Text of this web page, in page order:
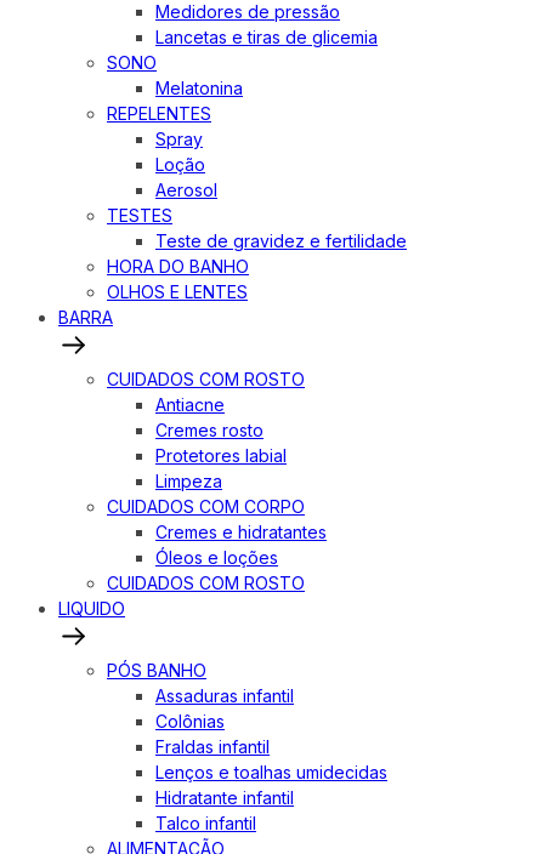
Medidores de pressão
Lancetas e tiras de glicemia
SONO
Melatonina
REPELENTES
Spray
Loção
Aerosol
TESTES
Teste de gravidez e fertilidade
HORA DO BANHO
OLHOS E LENTES
BARRA
CUIDADOS COM ROSTO
Antiacne
Cremes rosto
Protetores labial
Limpeza
CUIDADOS COM CORPO
Cremes e hidratantes
Óleos e loções
CUIDADOS COM ROSTO
LIQUIDO
PÓS BANHO
Assaduras infantil
Colônias
Fraldas infantil
Lenços e toalhas umidecidas
Hidratante infantil
Talco infantil
ALIMENTAÇÃO